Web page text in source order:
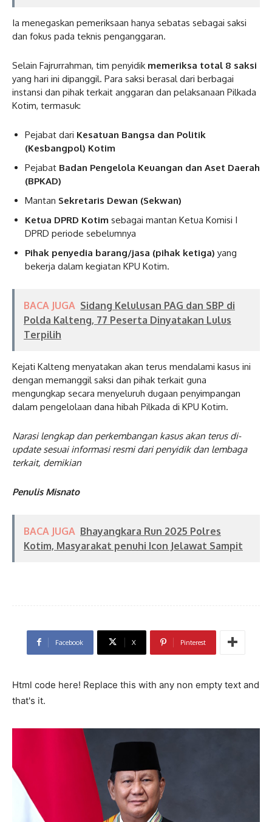
Ia menegaskan pemeriksaan hanya sebatas sebagai saksi
dan fokus pada teknis penganggaran.
Selain Fajrurrahman, tim penyidik memeriksa total 8 saksi
yang hari ini dipanggil. Para saksi berasal dari berbagai
instansi dan pihak terkait anggaran dan pelaksanaan Pilkada
Kotim, termasuk:
Pejabat dari Kesatuan Bangsa dan Politik
(Kesbangpol) Kotim
Pejabat Badan Pengelola Keuangan dan Aset Daerah
(BPKAD)
Mantan Sekretaris Dewan (Sekwan)
Ketua DPRD Kotim sebagai mantan Ketua Komisi I
DPRD periode sebelumnya
Pihak penyedia barang/jasa (pihak ketiga) yang
bekerja dalam kegiatan KPU Kotim.
BACA JUGA Sidang Kelulusan PAG dan SBP di
Polda Kalteng, 77 Peserta Dinyatakan Lulus
Terpilih
Kejati Kalteng menyatakan akan terus mendalami kasus ini
dengan memanggil saksi dan pihak terkait guna
mengungkap secara menyeluruh dugaan penyimpangan
dalam pengelolaan dana hibah Pilkada di KPU Kotim.
Narasi lengkap dan perkembangan kasus akan terus di-
update sesuai informasi resmi dari penyidik dan lembaga
terkait, demikian
Penulis Misnato
BACA JUGA Bhayangkara Run 2025 Polres
Kotim, Masyarakat penuhi Icon Jelawat Sampit
Facebook X Pinterest
Html code here! Replace this with any non empty text and
that's it.